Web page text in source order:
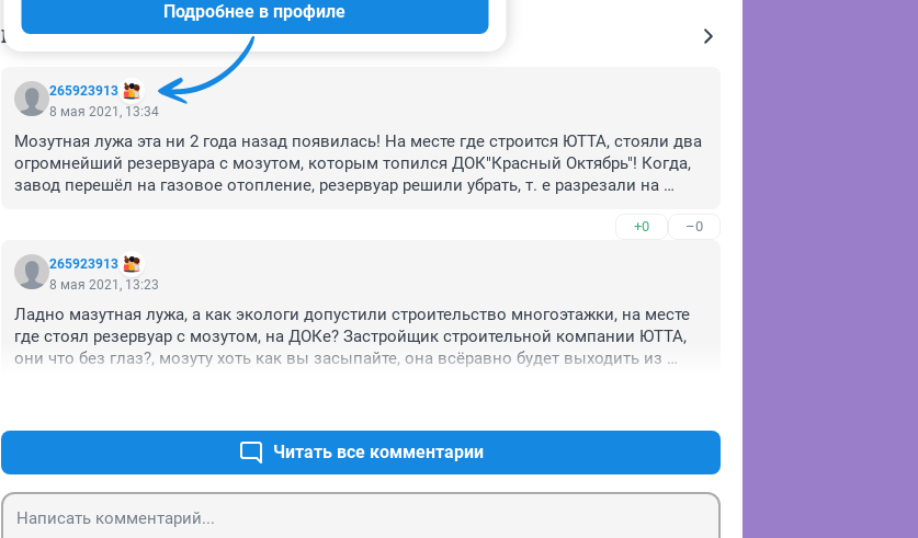
КОММЕНТАРИИ 11
265923913
Подробнее в профиле
8 мая 2021, 13:34
Мозутная лужа эта ни 2 года назад появилась! На месте где строится ЮТТА, стояли два
огромнейший резервуара с мозутом, которым топился ДОК"Красный Октябрь"! Когда,
завод перешёл на газовое отопление, резервуар решили убрать, т. е разрезали на
+0 –0
265923913
8 мая 2021, 13:23
Ладно мазутная лужа, а как экологи допустили строительство многоэтажки, на месте
где стоял резервуар с мозутом, на ДОКе? Застройщик строительной компании ЮТТА,
они что без глаз?, мозуту хоть как вы засыпайте, она всёравно будет выходить из
Читать все комментарии